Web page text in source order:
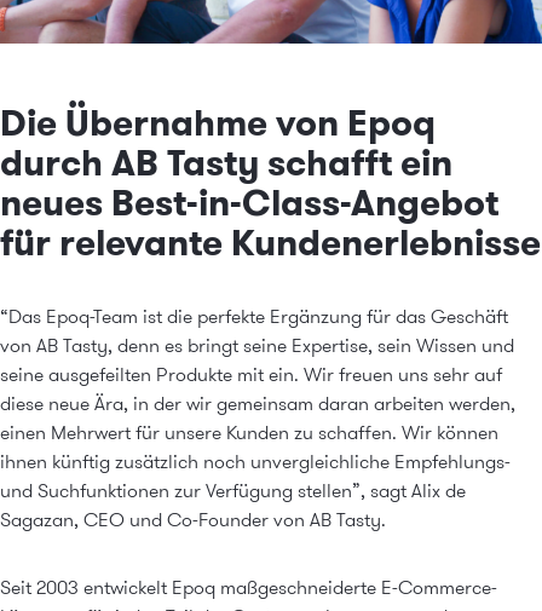
Die Übernahme von Epoq
durch AB Tasty schafft ein
neues Best-in-Class-Angebot
für relevante Kundenerlebnisse
“Das Epoq-Team ist die perfekte Ergänzung für das Geschäft
von AB Tasty, denn es bringt seine Expertise, sein Wissen und
seine ausgefeilten Produkte mit ein. Wir freuen uns sehr auf
diese neue Ära, in der wir gemeinsam daran arbeiten werden,
einen Mehrwert für unsere Kunden zu schaffen. Wir können
ihnen künftig zusätzlich noch unvergleichliche Empfehlungs-
und Suchfunktionen zur Verfügung stellen”, sagt Alix de
Sagazan, CEO und Co-Founder von AB Tasty.
Seit 2003 entwickelt Epoq maßgeschneiderte E-Commerce-